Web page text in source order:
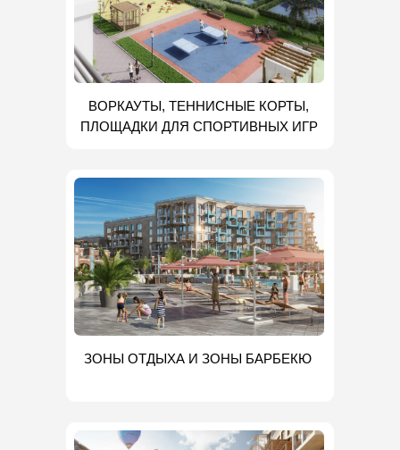
ВОРКАУТЫ, ТЕННИСНЫЕ КОРТЫ,
ПЛОЩАДКИ ДЛЯ СПОРТИВНЫХ ИГР
ЗОНЫ ОТДЫХА И ЗОНЫ БАРБЕКЮ